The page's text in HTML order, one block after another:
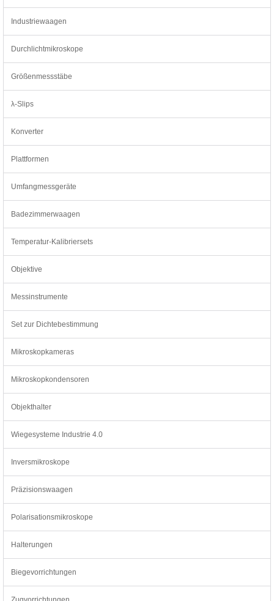
Industriewaagen
Durchlichtmikroskope
Größenmessstäbe
λ-Slips
Konverter
Plattformen
Umfangmessgeräte
Badezimmerwaagen
Temperatur-Kalibriersets
Objektive
Messinstrumente
Set zur Dichtebestimmung
Mikroskopkameras
Mikroskopkondensoren
Objekthalter
Wiegesysteme Industrie 4.0
Inversmikroskope
Präzisionswaagen
Polarisationsmikroskope
Halterungen
Biegevorrichtungen